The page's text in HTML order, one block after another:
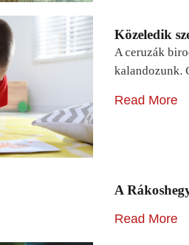
Közeledik
A ceruzák
kalandozunk.
Read More
A
Read More